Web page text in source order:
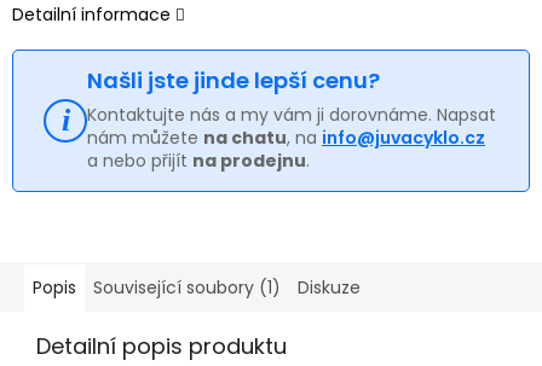
Detailní informace
Našli jste jinde lepší cenu?
Kontaktujte nás a my vám ji dorovnáme. Napsat
nám můžete na chatu, na info@juvacyklo.cz
a nebo přijít na prodejnu.
Popis Související soubory (1) Diskuze
Detailní popis produktu